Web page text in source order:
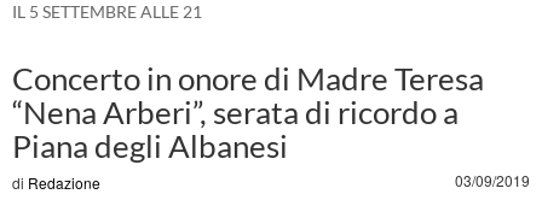
IL 5 SETTEMBRE ALLE 21
Concerto in onore di Madre Teresa
“Nena Arberi”, serata di ricordo a
Piana degli Albanesi
di Redazione 03/09/2019